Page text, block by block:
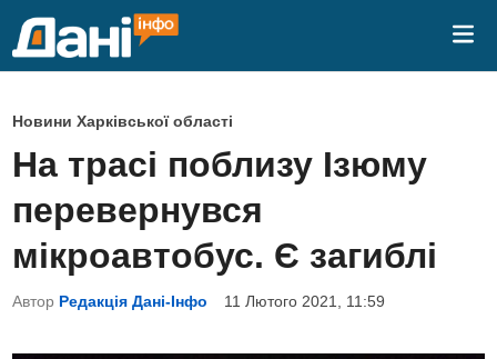
P
o
s
e
d
i
Новини Харківської області
На трасі поблизу Ізюму
перевернувся
мікроавтобус. Є загиблі
Автор Редакція Дані-Інфо 11 Лютого 2021, 11:59